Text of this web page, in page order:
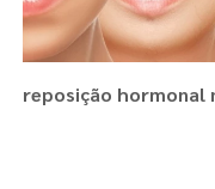
reposição hormonal